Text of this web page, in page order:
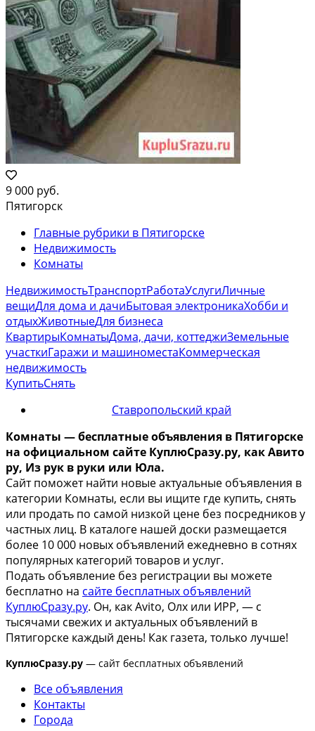
9 000 руб.
Пятигорск
Главные рубрики в Пятигорске
Недвижимость
Комнаты
НедвижимостьТранспортРаботаУслугиЛичные
вещиДля дома и дачиБытовая электроникаХобби и
отдыхЖивотныеДля бизнеса
КвартирыКомнатыДома, дачи, коттеджиЗемельные
участкиГаражи и машиноместаКоммерческая
недвижимость
КупитьСнять
Ставропольский край
Комнаты — бесплатные объявления в Пятигорске
на официальном сайте КуплюСразу.ру, как Авито
ру, Из рук в руки или Юла.
Сайт поможет найти новые актуальные объявления в
категории Комнаты, если вы ищите где купить, снять
или продать по самой низкой цене без посредников у
частных лиц. В каталоге нашей доски размещается
более 10 000 новых объявлений ежедневно в сотнях
популярных категорий товаров и услуг.
Подать объявление без регистрации вы можете
бесплатно на сайте бесплатных объявлений
КуплюСразу.ру. Он, как Avito, Олх или ИРР, — с
тысячами свежих и актуальных объявлений в
Пятигорске каждый день! Как газета, только лучше!
КуплюСразу.ру — сайт бесплатных объявлений
Все объявления
Контакты
Города